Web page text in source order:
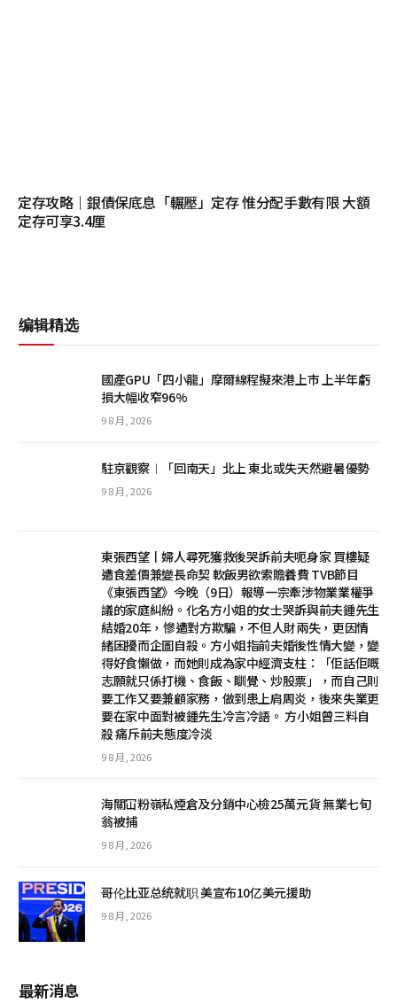
定存攻略｜銀債保底息「輾壓」定存 惟分配手數有限 大額
定存可享3.4厘
编辑精选
國產GPU「四小龍」摩爾線程擬來港上市 上半年虧
損大幅收窄96%
9 8 月, 2026
駐京觀察︱「回南天」北上 東北或失天然避暑優勢
9 8 月, 2026
東張西望丨婦人尋死獲救後哭訴前夫呃身家 買樓疑
遭食差價兼變長命契 軟飯男欲索贍養費 TVB節目
《東張西望》今晚（9日）報導一宗牽涉物業業權爭
議的家庭糾紛。化名方小姐的女士哭訴與前夫鍾先生
結婚20年，慘遭對方欺騙，不但人財兩失，更因情
緒困擾而企圖自殺。方小姐指前夫婚後性情大變，變
得好食懶做，而她則成為家中經濟支柱：「佢話佢嘅
志願就只係打機、食飯、瞓覺、炒股票」，而自己則
要工作又要兼顧家務，做到患上肩周炎，後來失業更
要在家中面對被鍾先生冷言冷語。 方小姐曾三料自
殺 痛斥前夫態度冷淡
9 8 月, 2026
海關冚粉嶺私煙倉及分銷中心檢25萬元貨 無業七旬
翁被捕
9 8 月, 2026
哥伦比亚总统就职 美宣布10亿美元援助
9 8 月, 2026
最新消息